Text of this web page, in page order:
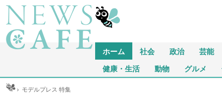
ホーム 社会 政治 芸能
健康・生活 動物 グルメ
› モデルプレス 特集